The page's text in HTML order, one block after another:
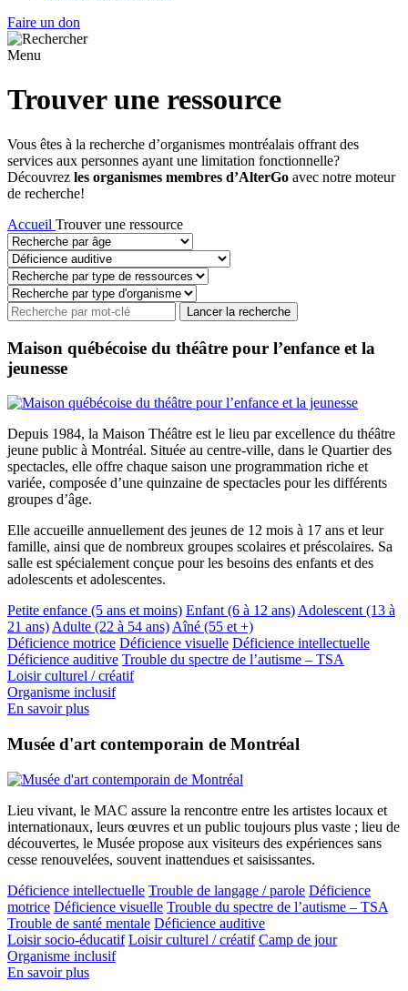
Faire un don
Menu
Trouver une ressource
Vous êtes à la recherche d’organismes montréalais offrant des
services aux personnes ayant une limitation fonctionnelle?
Découvrez les organismes membres d’AlterGo avec notre moteur
de recherche!
Accueil Trouver une ressource
Maison québécoise du théâtre pour l’enfance et la
jeunesse
Depuis 1984, la Maison Théâtre est le lieu par excellence du théâtre
jeune public à Montréal. Située au centre-ville, dans le Quartier des
spectacles, elle offre chaque saison une programmation riche et
variée, composée d’une quinzaine de spectacles pour les différents
groupes d’âge.
Elle accueille annuellement des jeunes de 12 mois à 17 ans et leur
famille, ainsi que de nombreux groupes scolaires et préscolaires. Sa
salle est spécialement conçue pour les besoins des enfants et des
adolescents et adolescentes.
Petite enfance (5 ans et moins) Enfant (6 à 12 ans) Adolescent (13 à
21 ans) Adulte (22 à 54 ans) Aîné (55 et +)
Déficience motrice Déficience visuelle Déficience intellectuelle
Déficience auditive Trouble du spectre de l’autisme – TSA
Loisir culturel / créatif
Organisme inclusif
En savoir plus
Musée d'art contemporain de Montréal
Lieu vivant, le MAC assure la rencontre entre les artistes locaux et
internationaux, leurs œuvres et un public toujours plus vaste ; lieu de
découvertes, le Musée propose aux visiteurs des expériences sans
cesse renouvelées, souvent inattendues et saisissantes.
Déficience intellectuelle Trouble de langage / parole Déficience
motrice Déficience visuelle Trouble du spectre de l’autisme – TSA
Trouble de santé mentale Déficience auditive
Loisir socio-éducatif Loisir culturel / créatif Camp de jour
Organisme inclusif
En savoir plus